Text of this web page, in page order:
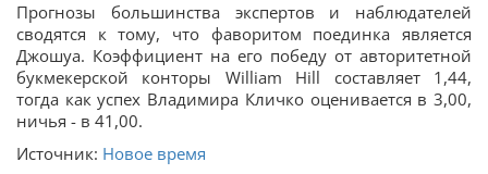
Прогнозы большинства экспертов и наблюдателей
сводятся к тому, что фаворитом поединка является
Джошуа. Коэффициент на его победу от авторитетной
букмекерской конторы William Hill составляет 1,44,
тогда как успех Владимира Кличко оценивается в 3,00,
ничья - в 41,00.
Источник: Новое время